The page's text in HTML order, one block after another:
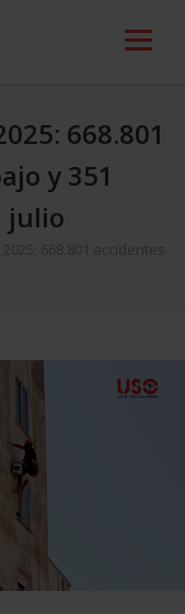
668.801
y 351
julio
668.801 accidentes